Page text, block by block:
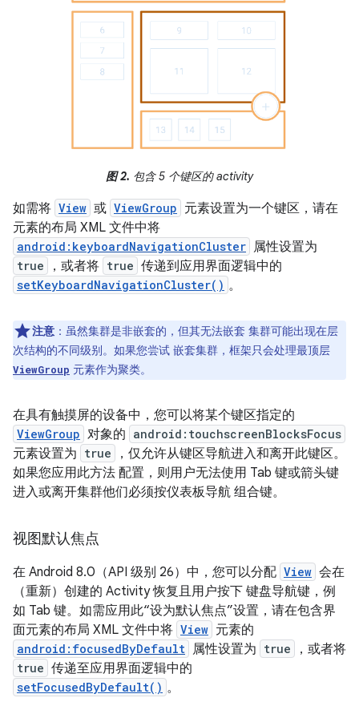
图 2. 包含 5 个键区的 activity
如需将 View 或 ViewGroup 元素设置为一个键区，请在
元素的布局 XML 文件中将
android:keyboardNavigationCluster 属性设置为
true ，或者将 true 传递到应用界面逻辑中的
setKeyboardNavigationCluster() 。
注意 ：虽然集群是非嵌套的，但其无法嵌套 集群可能出现在层
次结构的不同级别。如果您尝试 嵌套集群，框架只会处理最顶层
ViewGroup 元素作为聚类。
在具有触摸屏的设备中，您可以将某个键区指定的
ViewGroup 对象的 android:touchscreenBlocksFocus
元素设置为 true
，仅允许从键区导航进入和离开此键区。
如果您应用此方法 配置，则用户无法使用 Tab 键或箭头键
进入或离开集群他们必须按仪表板导航 组合键。
视图默认焦点
在 Android 8.0（API 级别 26）中，您可以分配 View 会在
（重新）创建的 Activity 恢复且用户按下 键盘导航键，例
如 Tab 键。如需应用此“设为默认焦点”设置，请在包含界
面元素的布局 XML 文件中将 View 元素的
android:focusedByDefault 属性设置为 true ，或者将
true 传递至应用界面逻辑中的
setFocusedByDefault() 。